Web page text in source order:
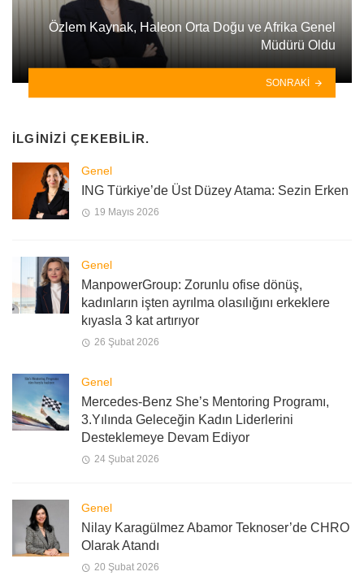
Özlem Kaynak, Haleon Orta Doğu ve Afrika Genel
Müdürü Oldu
SONRAKI
İLGINIZI ÇEKEBILIR.
Genel
ING Türkiye’de Üst Düzey Atama: Sezin Erken
19 Mayıs 2026
Genel
ManpowerGroup: Zorunlu ofise dönüş,
kadınların işten ayrılma olasılığını erkeklere
kıyasla 3 kat artırıyor
26 Şubat 2026
Genel
Mercedes-Benz She’s Mentoring Programı,
3.Yılında Geleceğin Kadın Liderlerini
Desteklemeye Devam Ediyor
24 Şubat 2026
Genel
Nilay Karagülmez Abamor Teknoser’de CHRO
Olarak Atandı
20 Şubat 2026